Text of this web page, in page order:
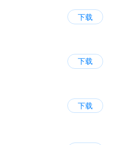
下载
下载
下载